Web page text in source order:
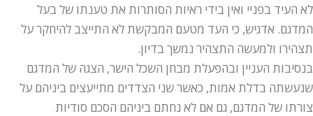
לא העיד בפניי ואין בידי ראיות הסותרות את טענתו של בעל
המדגם. אדגיש, כי העד מטעם המבקשת לא התייצב להיחקר על
תצהירו ולמעשה התצהיר נמשך בדיון.
בנסיבות העניין ובהפעלת מבחן השכל הישר, הצגה של המדגם
שנעשתה בדלת אמות, כאשר שני הצדדים מתייעצים ביניהם על
צורתו של המדגם, גם אם לא נחתם ביניהם הסכם סודיות